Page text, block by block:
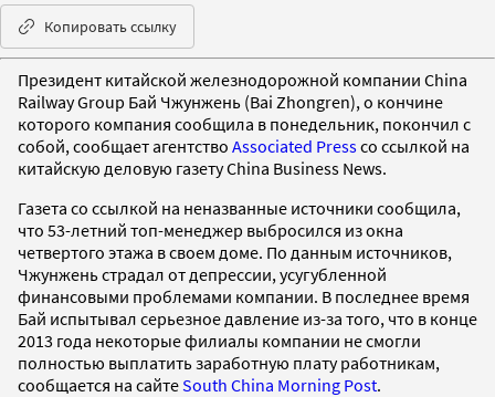
Копировать ссылку
Президент китайской железнодорожной компании China
Railway Group Бай Чжунжень (Bai Zhongren), о кончине
которого компания сообщила в понедельник, покончил с
собой, сообщает агентство Associated Pressсо ссылкой на
китайскую деловую газету China Business News.
Газета со ссылкой на неназванные источники сообщила,
что 53-летний топ-менеджер выбросился из окна
четвертого этажа в своем доме. По данным источников,
Чжунжень страдал от депрессии, усугубленной
финансовыми проблемами компании. В последнее время
Бай испытывал серьезное давление из-за того, что в конце
2013 года некоторые филиалы компании не смогли
полностью выплатить заработную плату работникам,
сообщается на сайтеSouth China Morning Post.